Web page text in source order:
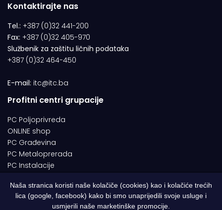
Kontaktirajte nas
Tel.: +387 (0)32 441-200
Fax: +387 (0)32 405-970
Službenik za zaštitu ličnih podataka
+387 (0)32 464-450
E-mail: itc@itc.ba
Profitni centri grupacije
PC Poljoprivreda
ONLINE shop
PC Građevina
PC Metaloprerada
PC Instalacije
© 1994-2026 | ITC d.o.o. Zenica. Sva prava pridržana | Designed by
Naša stranica koristi naše kolačiče (cookies) kao i kolačiće trećih
lica (google, facebook) kako bi smo unaprijedili svoje usluge i
usmjerili naše marketinške promocije.